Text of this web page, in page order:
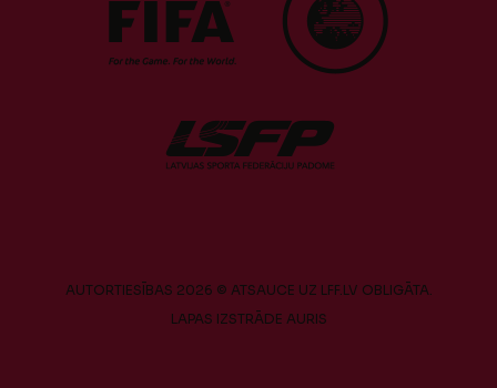
AUTORTIESĪBAS 2026 © ATSAUCE UZ LFF.LV OBLIGĀTA.
LAPAS IZSTRĀDE AURIS